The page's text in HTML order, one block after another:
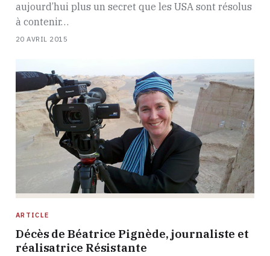
aujourd’hui plus un secret que les USA sont résolus
à contenir…
20 AVRIL 2015
ARTICLE
Décès de Béatrice Pignède, journaliste et
réalisatrice Résistante